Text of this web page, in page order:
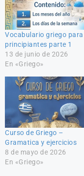
Vocabulario griego para
principiantes parte 1
13 de junio de 2026
En «Griego»
Curso de Griego –
Gramatica y ejercicios
8 de mayo de 2026
En «Griego»